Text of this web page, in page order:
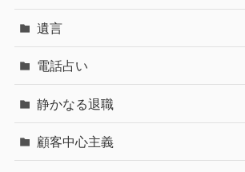
遺言
電話占い
静かなる退職
顧客中心主義